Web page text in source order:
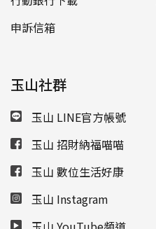
申訴信箱
玉山社群
玉山 LINE官方帳號
玉山 招財納福喵喵
玉山 數位生活好康
玉山 Instagram